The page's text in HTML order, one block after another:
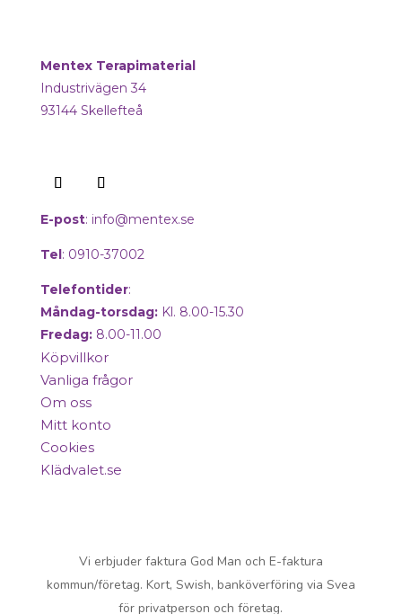
Mentex Terapimaterial
Industrivägen 34
93144 Skellefteå
E-post: info@mentex.se
Tel: 0910-37002
Telefontider:
Måndag-torsdag:Kl. 8.00-15.30
Fredag:8.00-11.00
Köpvillkor
Vanliga frågor
Om oss
Mitt konto
Cookies
Klädvalet.se
Vi erbjuder faktura God Man och E-faktura
kommun/företag. Kort, Swish, banköverföring via Svea
för privatperson och företag.